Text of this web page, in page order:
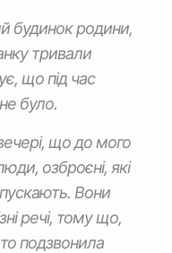
будинок родини,
тривали
що під час
було.
що до мого
озброєні, які
Вони
речі, тому що,
подзвонила